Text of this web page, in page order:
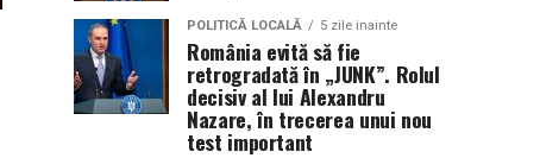
POLITICĂ LOCALĂ 5 zile inainte
România evită să fie
retrogradată în „JUNK”. Rolul
decisiv al lui Alexandru
Nazare, în trecerea unui nou
test important